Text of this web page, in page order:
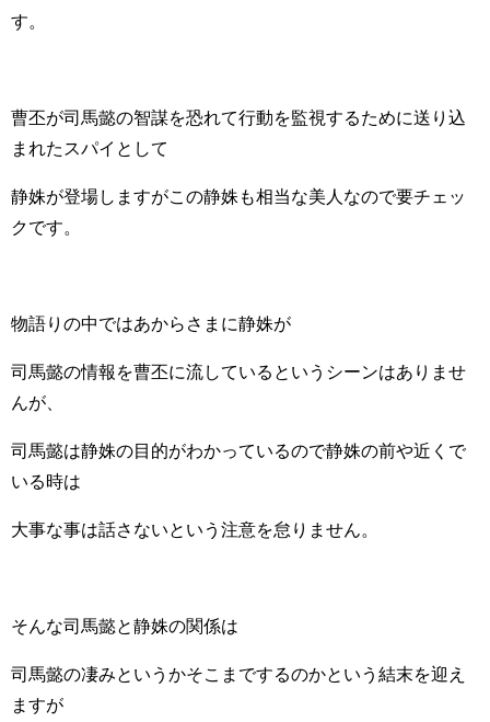
す。
曹丕が司馬懿の智謀を恐れて行動を監視するために送り込
まれたスパイとして
静姝が登場しますがこの静姝も相当な美人なので要チェッ
クです。
物語りの中ではあからさまに静姝が
司馬懿の情報を曹丕に流しているというシーンはありませ
んが、
司馬懿は静姝の目的がわかっているので静姝の前や近くで
いる時は
大事な事は話さないという注意を怠りません。
そんな司馬懿と静姝の関係は
司馬懿の凄みというかそこまでするのかという結末を迎え
ますが